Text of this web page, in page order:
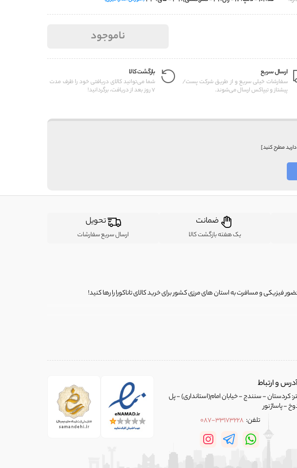
ناموجود
ارسال سریع
سفارشات خیلی سریع و از طریق شرکت پست/
پیشتاز و تیپاکس ارسال می‌شوند.
بازگشت کالا
شما می‌توانید کالای دریافتی خود را ظرف مدت
7 روز بعد از دریافت، برگردانید!
دارید مطرح کنید]
ضمانت
یک هفته بازگشت کالا
تحویل
ارسال سریع سفارشات
فیزیکی و مسافرت به استان های مرزی کشور برای خرید کالای تاناکورا را رها کنید!
هر کالایی که در اینجا با شرایط خاصی انتخاب می‌شود و ما اجناس را با ارائه عکس‌های دقیق و
همین امروز با مرور وب سایت ایران تانا تفاوت را احساس کنید!
به همین دلیل ما یک خط مشی بازگشت کالا(مرجوعی) بدون دردسر و قید و شرط در نظر گرفته‌ایم. ما از
و ارتباط
کردستان - سنندج - خیابان امام(استانداری) - پل
- پاساژ نور
تلفن: 087-33173228